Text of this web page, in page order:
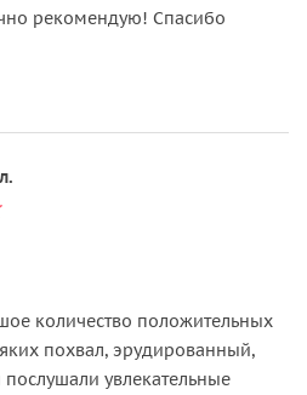
рекомендую! Спасибо
количество положительных
похвал, эрудированный,
увлекательные